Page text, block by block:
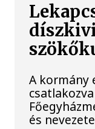
A kormány
és